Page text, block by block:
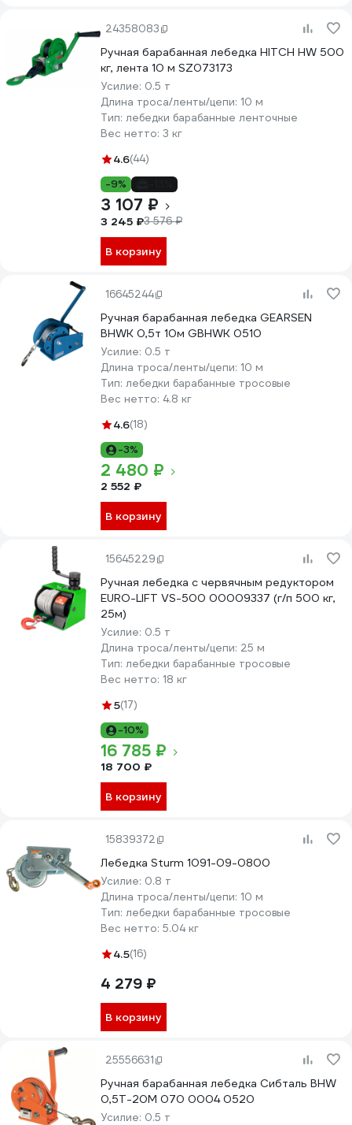
24358083
Ручная барабанная лебедка HITCH HW 500
кг, лента 10 м SZ073173
Усилие: 0.5 т
Длина троса/ленты/цепи: 10 м
Тип: лебедки барабанные ленточные
Вес нетто: 3 кг
4.6(44)
-9%
3 107 ₽
3 245 ₽3 576 ₽
В корзину
16645244
Ручная барабанная лебедка GEARSEN
BHWK 0,5т 10м GBHWK 0510
Усилие: 0.5 т
Длина троса/ленты/цепи: 10 м
Тип: лебедки барабанные тросовые
Вес нетто: 4.8 кг
4.6(18)
-3%
2 480 ₽
2 552 ₽
В корзину
15645229
Ручная лебедка с червячным редуктором
EURO-LIFT VS-500 00009337 (г/п 500 кг,
25м)
Усилие: 0.5 т
Длина троса/ленты/цепи: 25 м
Тип: лебедки барабанные тросовые
Вес нетто: 18 кг
5(17)
-10%
16 785 ₽
18 700 ₽
В корзину
15839372
Лебедка Sturm 1091-09-0800
Усилие: 0.8 т
Длина троса/ленты/цепи: 10 м
Тип: лебедки барабанные тросовые
Вес нетто: 5.04 кг
4.5(16)
4 279 ₽
В корзину
25556631
Ручная барабанная лебедка Сибталь BHW
0,5Т-20М 070 0004 0520
Усилие: 0.5 т